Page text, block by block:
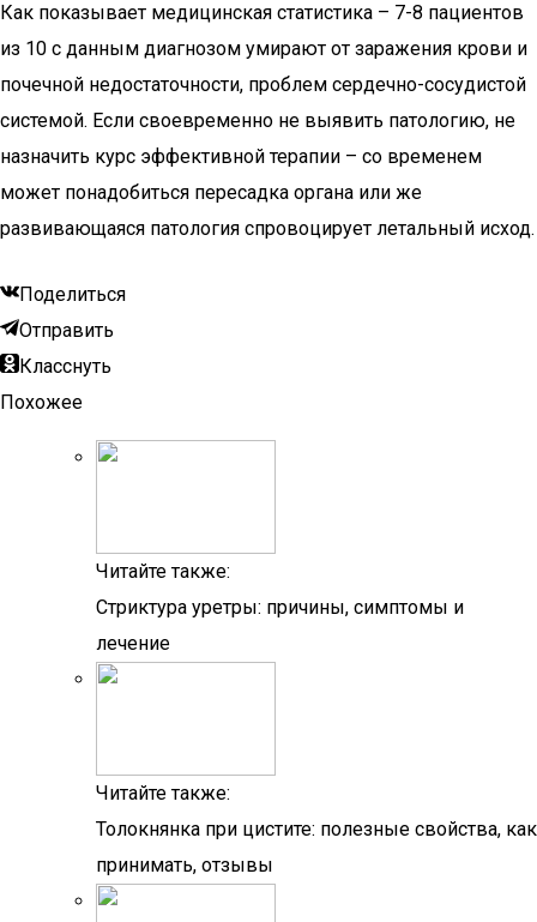
Как показывает медицинская статистика – 7-8 пациентов
из 10 с данным диагнозом умирают от заражения крови и
почечной недостаточности, проблем сердечно-сосудистой
системой. Если своевременно не выявить патологию, не
назначить курс эффективной терапии – со временем
может понадобиться пересадка органа или же
развивающаяся патология спровоцирует летальный исход.
Поделиться
Отправить
Класснуть
Похожее
Читайте также:
Стриктура уретры: причины, симптомы и
лечение
Читайте также:
Толокнянка при цистите: полезные свойства, как
принимать, отзывы